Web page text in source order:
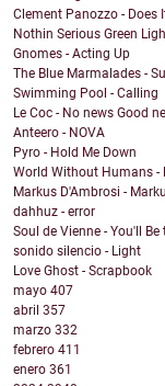
Clement Panozzo - Does
Nothin Serious Green
Gnomes - Acting Up
The Blue Marmalades -
Swimming Pool - Calling
Le Coc - No news Good
Anteero - NOVA
Pyro - Hold Me Down
World Without Humans -
Markus D'Ambrosi -
dahhuz - error
Soul de Vienne - You'll Be
sonido silencio - Light
Love Ghost - Scrapbook
mayo 407
abril 357
marzo 332
febrero 411
enero 361